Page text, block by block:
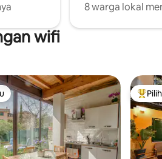
8 warga lokal
wifi